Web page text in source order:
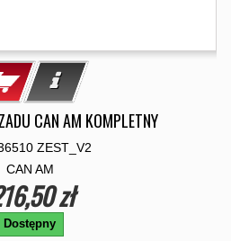
CAN AM KOMPLETNY
ZEST_V2
CAN AM
zł
Dostępny